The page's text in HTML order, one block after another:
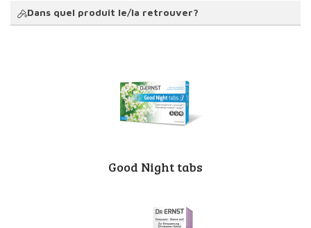
Dans quel produit le/la retrouver?
Good Night tabs